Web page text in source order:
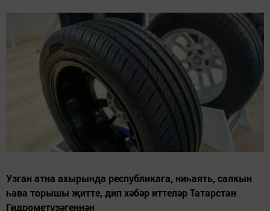
Узган атна ахырында республикага, ниһаять, салкын
һава торышы җитте, дип хәбәр иттеләр Татарстан
Гидрометүзәгеннән